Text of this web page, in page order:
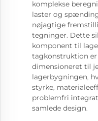
komplekse
laster og
nøjagtige
tegninger. Dette
komponent til
tagkonstruktion
dimensioneret til
lagerbygningen,
styrke,
problemfri
samlede design.